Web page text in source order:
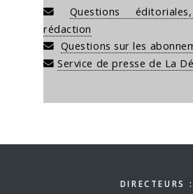
Questions
rédaction
Questions sur les
Service de presse de La
DIRECTEURS :